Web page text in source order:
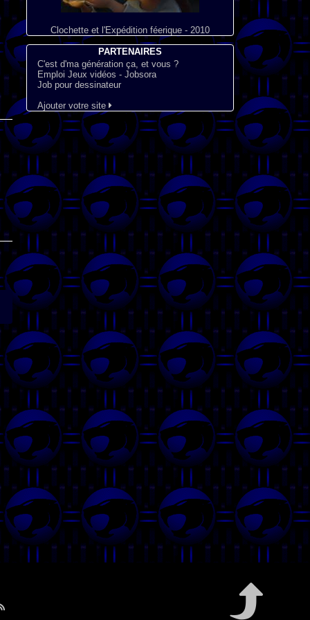
Clochette et l'Expédition féerique - 2010
PARTENAIRES
C'est d'ma génération ça, et vous ?
Emploi Jeux vidéos - Jobsora
Job pour dessinateur
Ajouter votre site